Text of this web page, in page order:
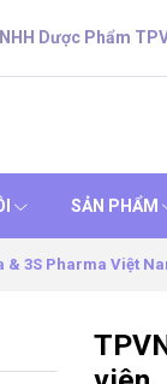
Dược Phẩm
SẢN PHẨM
& 3S Pharma Việt